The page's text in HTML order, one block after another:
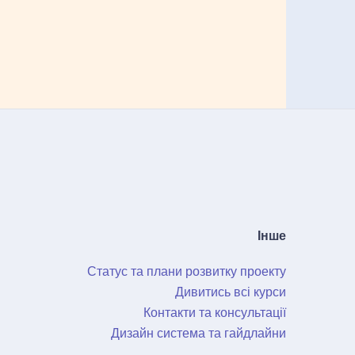
Інше
Статус та плани розвитку проекту
Дивитись всі курси
Контакти та консультації
Дизайн система та гайдлайни